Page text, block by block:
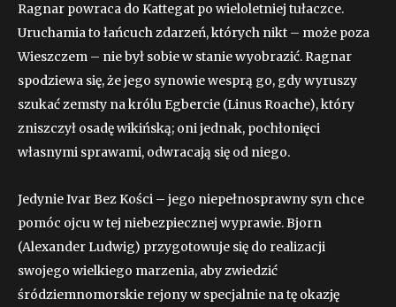
Ragnar powraca do Kattegat po wieloletniej tułaczce.
Uruchamia to łańcuch zdarzeń, których nikt – może poza
Wieszczem – nie był sobie w stanie wyobrazić. Ragnar
spodziewa się, że jego synowie wesprą go, gdy wyruszy
szukać zemsty na królu Egbercie (Linus Roache), który
zniszczył osadę wikińską; oni jednak, pochłonięci
własnymi sprawami, odwracają się od niego.
Jedynie Ivar Bez Kości – jego niepełnosprawny syn chce
pomóc ojcu w tej niebezpiecznej wyprawie. Bjorn
(Alexander Ludwig) przygotowuje się do realizacji
swojego wielkiego marzenia, aby zwiedzić
śródziemnomorskie rejony w specjalnie na tę okazję